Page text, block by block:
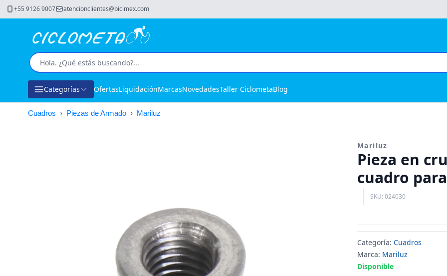
+55 9126 9007 atencionclientes@bicimex.com
Categorías OfertasLiquidaciónMarcasNovedadesTaller CiclometaBlog
Cuadros › Piezas de Armado › Mariluz
Mariluz
Pieza en
cuadro
SKU: 024030
Categoría: Cuadros
Marca: Mariluz
Disponible